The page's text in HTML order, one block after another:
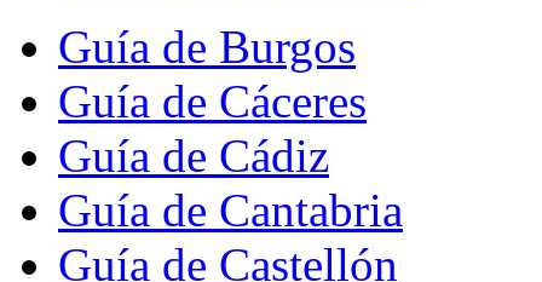
Guía de Burgos
Guía de Cáceres
Guía de Cádiz
Guía de Cantabria
Guía de Castellón